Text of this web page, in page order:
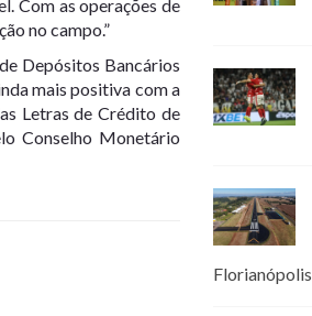
Com as operações de
no campo.”
Depósitos Bancários
mais positiva com a
Letras de Crédito de
Conselho Monetário
Florianópolis